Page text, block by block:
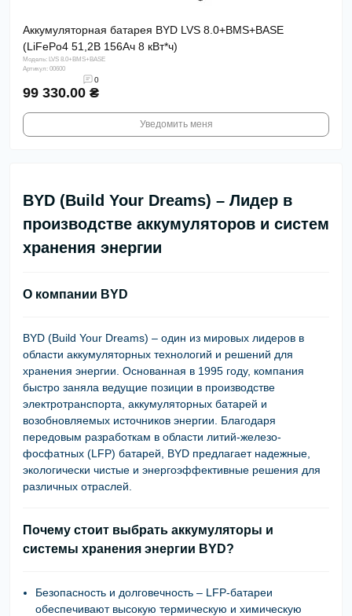
Аккумуляторная батарея BYD LVS 8.0+BMS+BASE
(LiFePo4 51,2В 156Aч 8 кВт*ч)
Модель: LVS 8.0+BMS+BASE
Артикул: 00600
0
99 330.00 ₴
Уведомить меня
BYD (Build Your Dreams) – Лидер в
производстве аккумуляторов и систем
хранения энергии
О компании BYD
BYD (Build Your Dreams) – один из мировых лидеров в
области аккумуляторных технологий и решений для
хранения энергии. Основанная в 1995 году, компания
быстро заняла ведущие позиции в производстве
электротранспорта, аккумуляторных батарей и
возобновляемых источников энергии . Благодаря
передовым разработкам в области литий-железо-
фосфатных (LFP) батарей , BYD предлагает надежные,
экологически чистые и энергоэффективные решения для
различных отраслей.
Почему стоит выбрать аккумуляторы и
системы хранения энергии BYD?
Безопасность и долговечность – LFP-батареи
обеспечивают высокую термическую и химическую